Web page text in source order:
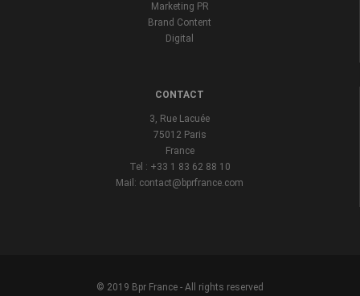
Marketing PR
Brand Content
Digital
CONTACT
3, Rue Lacuée
75012 Paris
France
Tel : +33 1 83 62 88 10
Mail: contact@bprfrance.com
© 2019 Bpr France - All rights reserved